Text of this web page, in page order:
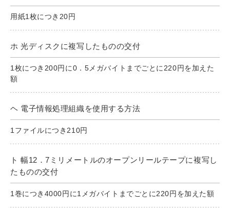
用紙1枚につき20円
ホ 光ディスクに複写したものの交付
1枚につき200円に0．5メガバイトまでごとに220円を加えた
額
ヘ 電子情報処理組織を使用する方法
1ファイルにつき210円
ト 幅12．7ミリメートルのオープンリールテープに複写し
たものの交付
1巻につき4000円に1メガバイトまでごとに220円を加えた額